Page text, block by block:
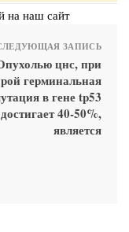
на наш сайт
ЗАПИСЬ
цнс, при
герминальная
в гене tp53
достигает 40-50%,
является